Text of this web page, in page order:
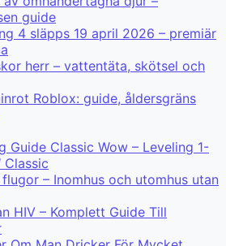
guide
4 släpps 19 april 2026 – premiär
herr – vattentäta, skötsel och
Roblox: guide, åldersgräns
Guide Classic Wow – Leveling 1-
Classic
– Inomhus och utomhus utan
HIV – Komplett Guide Till